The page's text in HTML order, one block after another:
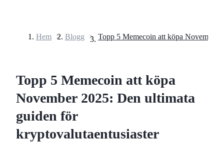
Hem > Blogg >
Topp 5 Memecoin att köpa
November 2025: Den ultimata
guiden för
kryptovalutaentusiaster